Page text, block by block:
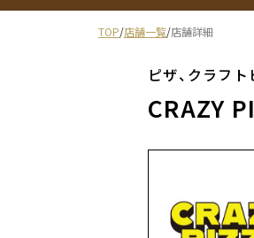
TOP/店舗一覧/店舗詳細
ピザ、クラフ
CRAZY